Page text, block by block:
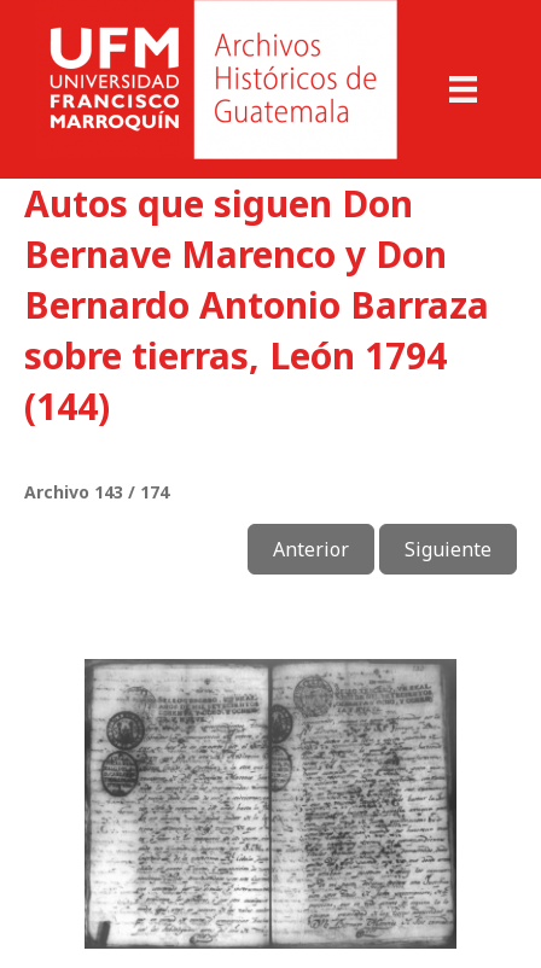
Autos que siguen Don
Bernave Marenco y Don
Bernardo Antonio Barraza
sobre tierras, León 1794
(144)
Archivo 143 / 174
Anterior Siguiente